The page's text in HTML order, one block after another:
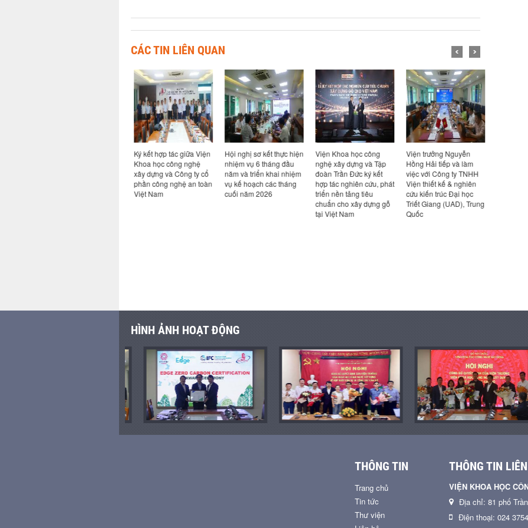
CÁC TIN LIÊN QUAN
Ký kết hợp tác giữa Viện
Khoa học công nghệ
xây dựng và Công ty cổ
phần công nghệ an toàn
Việt Nam
Hội nghị sơ kết thực hiện
nhiệm vụ 6 tháng đầu
năm và triển khai nhiệm
vụ kế hoạch các tháng
cuối năm 2026
Viện Khoa học công
nghệ xây dựng và Tập
đoàn Trần Đức ký kết
hợp tác nghiên cứu, phát
triển nền tảng tiêu
chuẩn cho xây dựng gỗ
tại Việt Nam
Viện trưởng Nguyễn
Hồng Hải tiếp và làm
việc với Công ty TNHH
Viện thiết kế & nghiên
cứu kiến trúc Đại học
Triết Giang (UAD), Trung
Quốc
HÌNH ẢNH HOẠT ĐỘNG
THÔNG TIN
Trang chủ
Tin tức
Thư viện
THÔNG TIN
VIỆN KHOA HỌC
Địa chỉ: 81 phố
Điện thoại: 024